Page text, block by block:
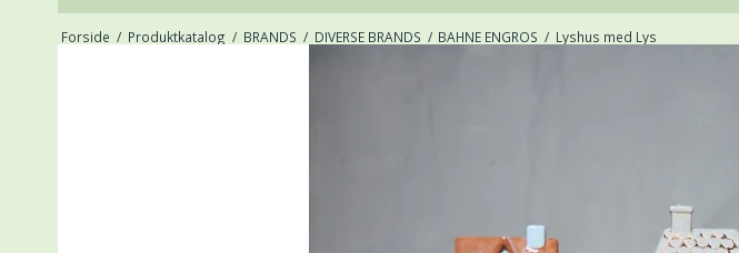
Forside / Produktkatalog / BRANDS / DIVERSE BRANDS / BAHNE ENGROS / Lyshus med Lys